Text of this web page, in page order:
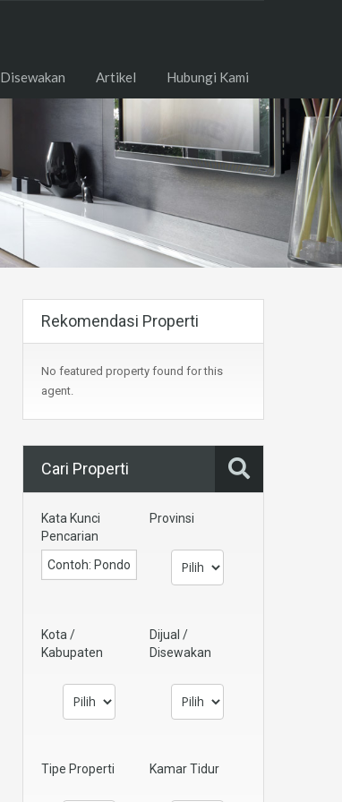
Disewakan Artikel Hubungi Kami
Rekomendasi Properti
No featured property found for this
agent.
Cari Properti
Kata Kunci
Pencarian
Provinsi
Kota /
Kabupaten
Dijual /
Disewakan
Tipe Properti Kamar Tidur